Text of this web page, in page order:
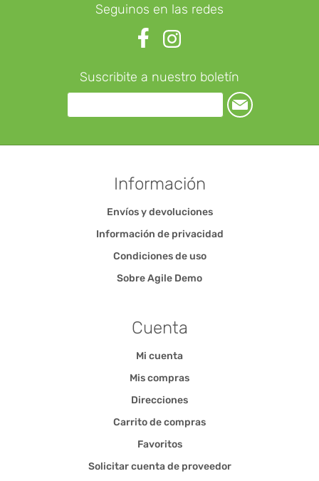
Seguinos en las redes
Suscribite a nuestro boletín
Información
Envíos y devoluciones
Información de privacidad
Condiciones de uso
Sobre Agile Demo
Cuenta
Mi cuenta
Mis compras
Direcciones
Carrito de compras
Favoritos
Solicitar cuenta de proveedor